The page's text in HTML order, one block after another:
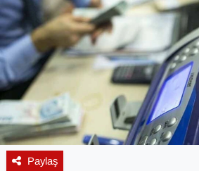
Paylaş
DÜNYA
EĞİTİM
EKONOMİ
Eleman
Emlak